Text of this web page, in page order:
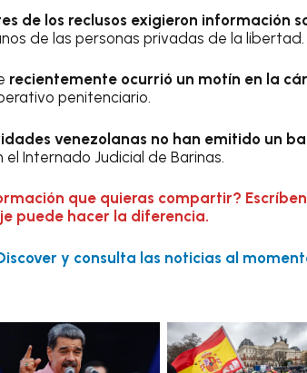
de los reclusos exigieron información
de las personas privadas de la libertad.
recientemente ocurrió un motín en la
penitenciario.
venezolanas no han emitido un
Internado Judicial de Barinas.
que quieras compartir?
puede hacer la diferencia.
y consulta las noticias al